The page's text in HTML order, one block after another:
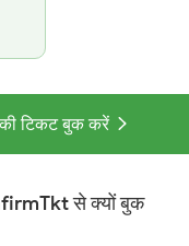
टिकट बुक करें
से क्यों बुक